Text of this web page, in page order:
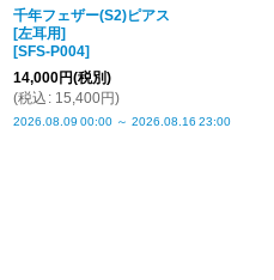
千年フェザー(S2)ピアス
[左耳用]
[SFS-P004]
14,000円(税別)
(税込 : 15,400円)
2026.08.09 00:00 ～ 2026.08.16 23:00